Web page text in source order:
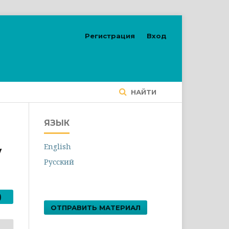
НАЙТИ
Регистрация Вход
ЯЗЫК
English
Русский
ОТПРАВИТЬ МАТЕРИАЛ